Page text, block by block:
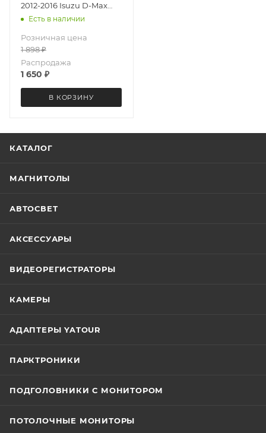
2012-2016 Isuzu D-Max
2012+ LeTrun 2785 под
дюймов
Есть в наличии
Розничная цена
1 898₽
Распродажа
1 650 ₽
В КОРЗИНУ
КАТАЛОГ
МАГНИТОЛЫ
АВТОСВЕТ
АКСЕССУАРЫ
ВИДЕОРЕГИСТРАТОРЫ
КАМЕРЫ
АДАПТЕРЫ YATOUR
ПАРКТРОНИКИ
ПОДГОЛОВНИКИ С МОНИТОРОМ
ПОТОЛОЧНЫЕ МОНИТОРЫ